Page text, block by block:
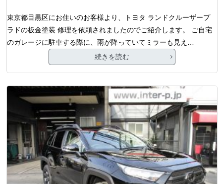
東京都目黒区にお住いのお客様より、トヨタ ランドクルーザープ
ラドの板金塗装 修理を依頼されましたのでご紹介します。 ご自宅
のガレージに駐車する際に、雨が降っていてミラーも見え…
続きを読む